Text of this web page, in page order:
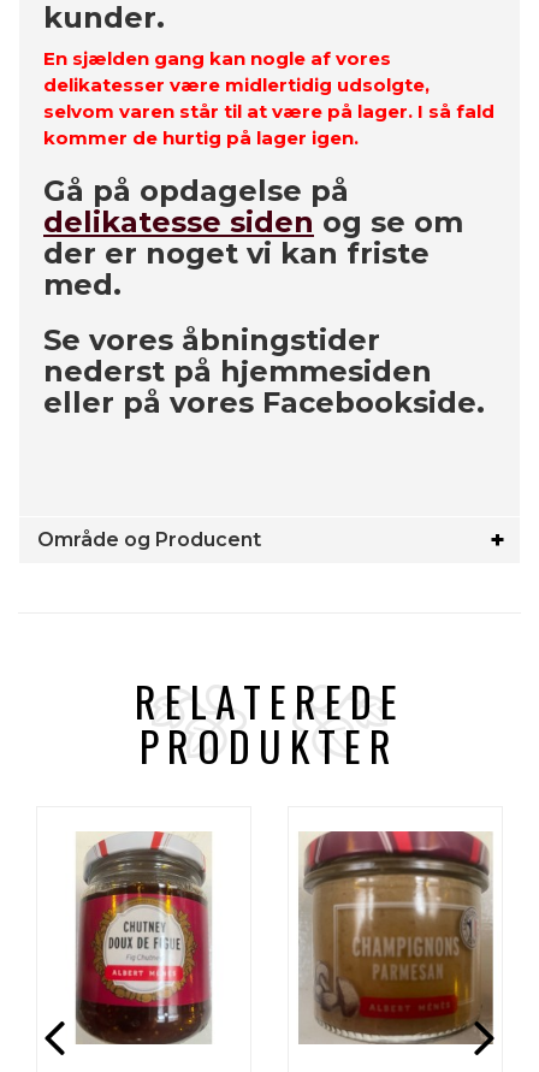
kunder.
En sjælden gang kan nogle af vores
delikatesser være midlertidig udsolgte,
selvom varen står til at være på lager. I så fald
kommer de hurtig på lager igen.
Gå på opdagelse på
delikatesse siden og se om
der er noget vi kan friste
med.
Se vores åbningstider
nederst på hjemmesiden
eller på vores Facebookside.
Område og Producent
RELATEREDE
PRODUKTER